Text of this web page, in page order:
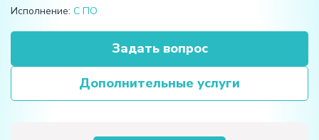
Исполнение: С ПО
Задать вопрос
Дополнительные услуги